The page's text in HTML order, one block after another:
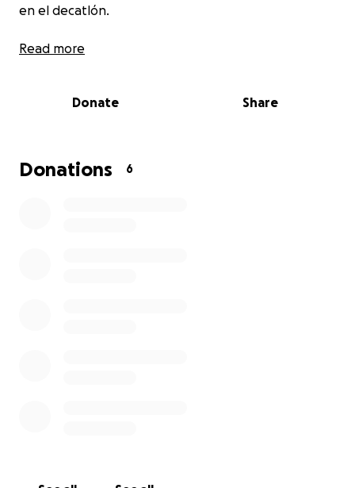
en el decatlón.
Desde pequeño he soñado con representar a mi
lanzamiento de jabalina, con una marca personal de
Read more
Donate Share
Donations 6